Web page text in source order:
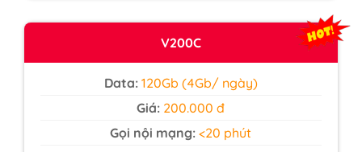
V200C
Data: 120Gb (4Gb/ ngày)
Giá: 200.000 đ
Gọi nội mạng:<20 phút